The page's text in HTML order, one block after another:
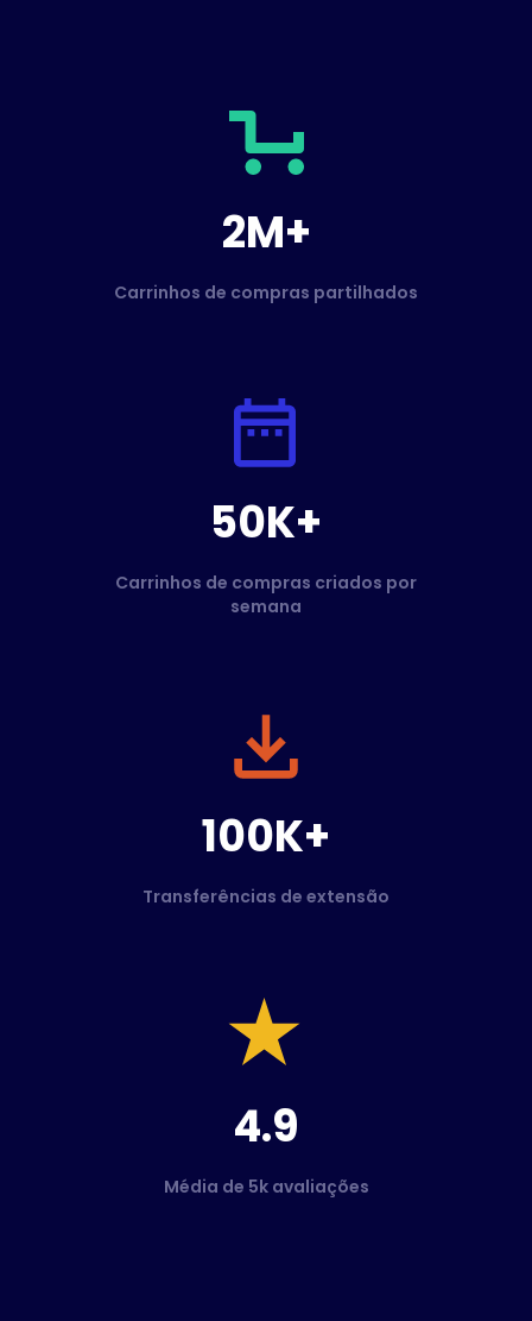
2M+
Carrinhos de compras partilhados
50K+
Carrinhos de compras criados por
semana
100K+
Transferências de extensão
4.9
Média de 5k avaliações